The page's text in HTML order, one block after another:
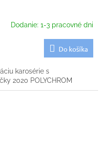
Dodanie: 1-3 pracovné dni
Do košíka
karosérie s
2020 POLYCHROM